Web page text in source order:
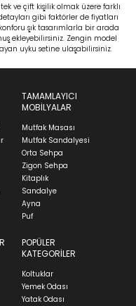
ve çift kişilik olmak üzere farklı
gibi faktörler de fiyatları
şık tasarımlarla bir arada
ekleyebilirsiniz. Zengin model
uyku setine ulaşabilirsiniz.
TAMAMLAYICI
MOBİLYALAR
Mutfak Masası
Mutfak Sandalyesi
Orta Sehpa
Zigon Sehpa
Kitaplık
Sandalye
Ayna
Puf
POPÜLER
KATEGORİLER
Koltuklar
Yemek Odası
Yatak Odası